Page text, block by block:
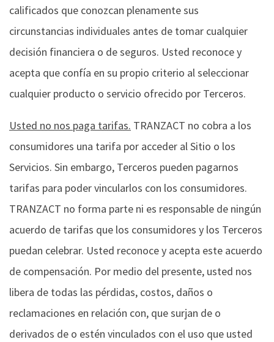
calificados que conozcan plenamente sus
circunstancias individuales antes de tomar cualquier
decisión financiera o de seguros. Usted reconoce y
acepta que confía en su propio criterio al seleccionar
cualquier producto o servicio ofrecido por Terceros.
Usted no nos paga tarifas. TRANZACT no cobra a los
consumidores una tarifa por acceder al Sitio o los
Servicios. Sin embargo, Terceros pueden pagarnos
tarifas para poder vincularlos con los consumidores.
TRANZACT no forma parte ni es responsable de ningún
acuerdo de tarifas que los consumidores y los Terceros
puedan celebrar. Usted reconoce y acepta este acuerdo
de compensación. Por medio del presente, usted nos
libera de todas las pérdidas, costos, daños o
reclamaciones en relación con, que surjan de o
derivados de o estén vinculados con el uso que usted